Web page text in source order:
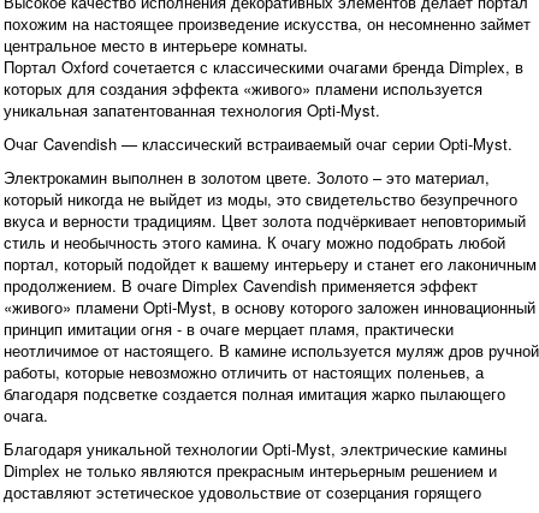
похожим на настоящее произведение искусства, он несомненно займет
центральное место в интерьере комнаты.
Портал Oxford сочетается с классическими очагами бренда Dimplex, в
которых для создания эффекта «живого» пламени используется
уникальная запатентованная технология Opti-Myst.
Очаг Cavendish — классический встраиваемый очаг серии Opti-Myst.
Электрокамин выполнен в золотом цвете. Золото – это материал,
который никогда не выйдет из моды, это свидетельство безупречного
вкуса и верности традициям. Цвет золота подчёркивает неповторимый
стиль и необычность этого камина. К очагу можно подобрать любой
портал, который подойдет к вашему интерьеру и станет его лаконичным
продолжением. В очаге Dimplex Cavendish применяется эффект
«живого» пламени Opti-Myst, в основу которого заложен инновационный
принцип имитации огня - в очаге мерцает пламя, практически
неотличимое от настоящего. В камине используется муляж дров ручной
работы, которые невозможно отличить от настоящих поленьев, а
благодаря подсветке создается полная имитация жарко пылающего
очага.
Благодаря уникальной технологии Opti-Myst, электрические камины
Dimplex не только являются прекрасным интерьерным решением и
доставляют эстетическое удовольствие от созерцания горящего